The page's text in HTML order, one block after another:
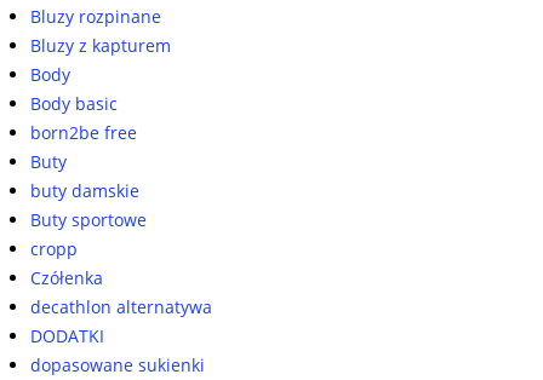
Bluzy rozpinane
Bluzy z kapturem
Body
Body basic
born2be free
Buty
buty damskie
Buty sportowe
cropp
Czółenka
decathlon alternatywa
DODATKI
dopasowane sukienki